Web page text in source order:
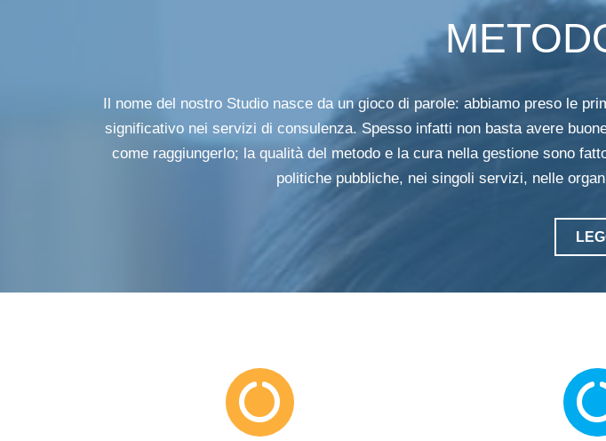
Il nome del nostro Studio nasce da un gioco di parole: abbiamo preso le
significativo nei servizi di consulenza. Spesso infatti non basta avere
come raggiungerlo; la qualità del metodo e la cura nella gestione sono
politiche pubbliche, nei singoli servizi, nelle